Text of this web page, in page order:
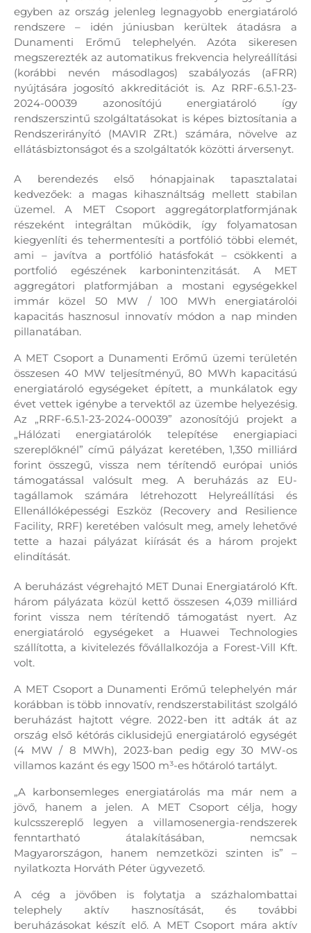
egyben az ország jelenleg legnagyobb energiatároló
rendszere – idén júniusban kerültek átadásra a
Dunamenti Erőmű telephelyén. Azóta sikeresen
megszerezték az automatikus frekvencia helyreállítási
(korábbi nevén másodlagos) szabályozás (aFRR)
nyújtására jogosító akkreditációt is. Az RRF-6.5.1-23-
2024-00039 azonosítójú energiatároló így
rendszerszintű szolgáltatásokat is képes biztosítania a
Rendszerirányító (MAVIR ZRt.) számára, növelve az
ellátásbiztonságot és a szolgáltatók közötti árversenyt.
A berendezés első hónapjainak tapasztalatai
kedvezőek: a magas kihasználtság mellett stabilan
üzemel. A MET Csoport aggregátorplatformjának
részeként integráltan működik, így folyamatosan
kiegyenlíti és tehermentesíti a portfólió többi elemét,
ami – javítva a portfólió hatásfokát – csökkenti a
portfolió egészének karbonintenzitását. A MET
aggregátori platformjában a mostani egységekkel
immár közel 50 MW / 100 MWh energiatárolói
kapacitás hasznosul innovatív módon a nap minden
pillanatában.
A MET Csoport a Dunamenti Erőmű üzemi területén
összesen 40 MW teljesítményű, 80 MWh kapacitású
energiatároló egységeket épített, a munkálatok egy
évet vettek igénybe a tervektől az üzembe helyezésig.
Az „RRF-6.5.1-23-2024-00039” azonosítójú projekt a
„Hálózati energiatárolók telepítése energiapiaci
szereplőknél” című pályázat keretében, 1,350 milliárd
forint összegű, vissza nem térítendő európai uniós
támogatással valósult meg. A beruházás az EU-
tagállamok számára létrehozott Helyreállítási és
Ellenállóképességi Eszköz (Recovery and Resilience
Facility, RRF) keretében valósult meg, amely lehetővé
tette a hazai pályázat kiírását és a három projekt
elindítását.
A beruházást végrehajtó MET Dunai Energiatároló Kft.
három pályázata közül kettő összesen 4,039 milliárd
forint vissza nem térítendő támogatást nyert. Az
energiatároló egységeket a Huawei Technologies
szállította, a kivitelezés fővállalkozója a Forest-Vill Kft.
volt.
A MET Csoport a Dunamenti Erőmű telephelyén már
korábban is több innovatív, rendszerstabilitást szolgáló
beruházást hajtott végre. 2022-ben itt adták át az
ország első kétórás ciklusidejű energiatároló egységét
(4 MW / 8 MWh), 2023-ban pedig egy 30 MW-os
villamos kazánt és egy 1500 m³-es hőtároló tartályt.
„A karbonsemleges energiatárolás ma már nem a
jövő, hanem a jelen. A MET Csoport célja, hogy
kulcsszereplő legyen a villamosenergia-rendszerek
fenntartható átalakításában, nemcsak
Magyarországon, hanem nemzetközi szinten is” –
nyilatkozta Horváth Péter ügyvezető.
A cég a jövőben is folytatja a százhalombattai
telephely aktív hasznosítását, és további
beruházásokat készít elő. A MET Csoport mára aktív